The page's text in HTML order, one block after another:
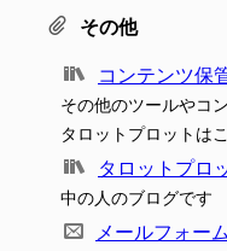
その他
コンテンツ保
その他のツールやコ
タロットプロットは
タロットプロ
中の人のブログです
メールフォーム